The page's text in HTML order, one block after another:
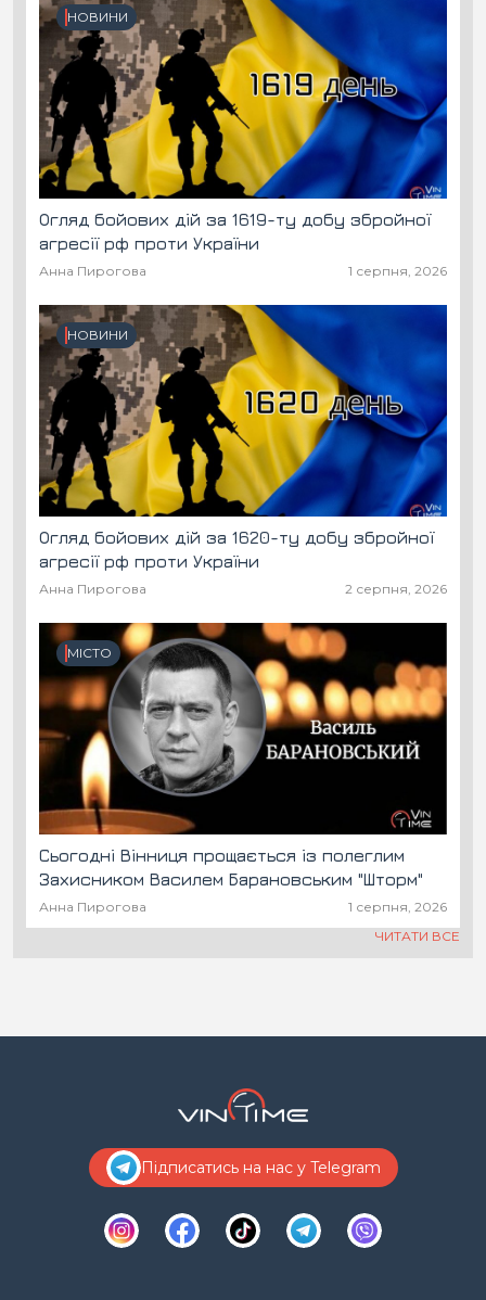
НОВИНИ
Огляд бойових дій за 1619-ту добу збройної
агресії рф проти України
Анна Пирогова 1 серпня, 2026
НОВИНИ
Огляд бойових дій за 1620-ту добу збройної
агресії рф проти України
Анна Пирогова 2 серпня, 2026
МІСТО
Сьогодні Вінниця прощається із полеглим
Захисником Василем Барановським "Шторм"
Анна Пирогова
1 серпня, 2026
ЧИТАТИ ВСЕ
Підписатись на нас у Telegram